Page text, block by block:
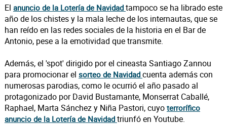
El anuncio de la Lotería de Navidad tampoco se ha librado este
año de los chistes y la mala leche de los internautas, que se
han reído en las redes sociales de la historia en el Bar de
Antonio, pese a la emotividad que transmite.
Además, el 'spot' dirigido por el cineasta Santiago Zannou
para promocionar el sorteo de Navidad cuenta además con
numerosas parodias, como le ocurrió el año pasado al
protagonizado por David Bustamante, Monserrat Caballé,
Raphael, Marta Sánchez y Niña Pastori, cuyo terrorífico
anuncio de la Lotería de Navidad triunfó en Youtube.